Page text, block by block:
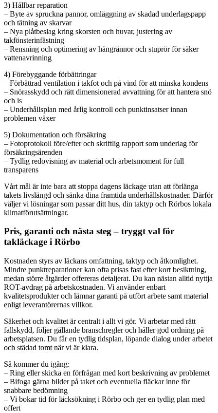
3) Hållbar reparation
– Byte av spruckna pannor, omläggning av skadad underlagspapp
och tätning av skarvar
– Nya plåtbeslag kring skorsten och huvar, justering av
takfönsterinfästning
– Rensning och optimering av hängrännor och stuprör för säker
vattenavrinning
4) Förebyggande förbättringar
– Förbättrad ventilation i takfot och på vind för att minska kondens
– Snörasskydd och rätt dimensionerad avvattning för att hantera snö
och is
– Underhållsplan med årlig kontroll och punktinsatser innan
problemen växer
5) Dokumentation och försäkring
– Fotoprotokoll före/efter och skriftlig rapport som underlag för
försäkringsärenden
– Tydlig redovisning av material och arbetsmoment för full
transparens
Vårt mål är inte bara att stoppa dagens läckage utan att förlänga
takets livslängd och sänka dina framtida underhållskostnader. Därför
väljer vi lösningar som passar ditt hus, din taktyp och Rörbos lokala
klimatförutsättningar.
Pris, garanti och nästa steg – tryggt val för
takläckage i Rörbo
Kostnaden styrs av läckans omfattning, taktyp och åtkomlighet.
Mindre punktreparationer kan ofta prisas fast efter kort besiktning,
medan större åtgärder offereras detaljerat. Du kan nästan alltid nyttja
ROT-avdrag på arbetskostnaden. Vi använder enbart
kvalitetsprodukter och lämnar garanti på utfört arbete samt material
enligt leverantörernas villkor.
Säkerhet och kvalitet är centralt i allt vi gör. Vi arbetar med rätt
fallskydd, följer gällande branschregler och håller god ordning på
arbetsplatsen. Du får en tydlig tidsplan, löpande dialog under arbetet
och städad tomt när vi är klara.
Så kommer du igång:
– Ring eller skicka en förfrågan med kort beskrivning av problemet
– Bifoga gärna bilder på taket och eventuella fläckar inne för
snabbare bedömning
– Vi bokar tid för läcksökning i Rörbo och ger en tydlig plan med
offert